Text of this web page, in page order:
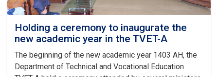
Eid-
ul
Fitr
Holding a ceremony to inaugurate the
new academic year in the TVET-A
The beginning of the new academic year 1403 AH, the
Department of Technical and Vocational Education